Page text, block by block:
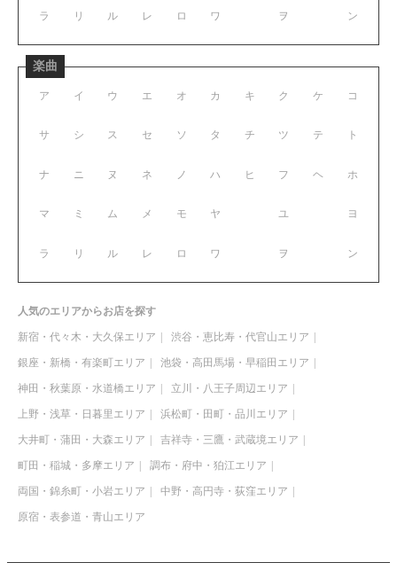
ラ リ ル レ ロ ワ ヲ ン
楽曲
ア イ ウ エ オ
サ シ ス セ ソ
ナ ニ ヌ ネ ノ
マ ミ ム メ モ
ラ リ ル レ ロ
カ キ ク ケ コ
タ チ ツ テ ト
ハ ヒ フ ヘ ホ
ヤ ユ ヨ
ワ ヲ ン
人気のエリアからお店を探す
新宿・代々木・大久保エリア 渋谷・恵比寿・代官山エリア
銀座・新橋・有楽町エリア 池袋・高田馬場・早稲田エリア
神田・秋葉原・水道橋エリア 立川・八王子周辺エリア
上野・浅草・日暮里エリア 浜松町・田町・品川エリア
大井町・蒲田・大森エリア 吉祥寺・三鷹・武蔵境エリア
町田・稲城・多摩エリア 調布・府中・狛江エリア
両国・錦糸町・小岩エリア 中野・高円寺・荻窪エリア
原宿・表参道・青山エリア